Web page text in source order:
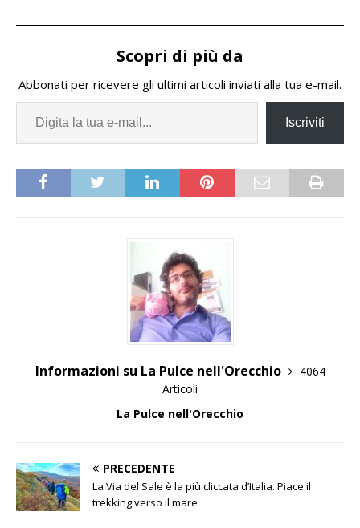
Osvaldo Caldana, Maurizio
dettaglio la
programmazione della
commemorazione per…
Scopri di più da
Abbonati per ricevere gli ultimi articoli inviati alla tua e-mail.
Iscriviti
Informazioni su La Pulce nell'Orecchio
4064
Articoli
La Pulce nell'Orecchio
PRECEDENTE
La Via del Sale è la più cliccata d’Italia. Piace il
trekking verso il mare